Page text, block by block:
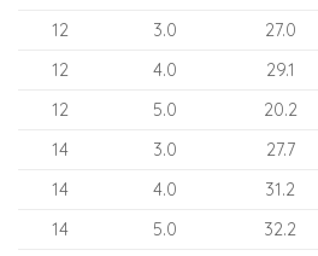
12
3.0 27.0
12
4.0 29.1
12
5.0 20.2
14
3.0 27.7
14
4.0 31.2
14
5.0 32.2